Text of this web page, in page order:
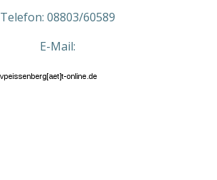
Telefon: 08803/60589
E-Mail: